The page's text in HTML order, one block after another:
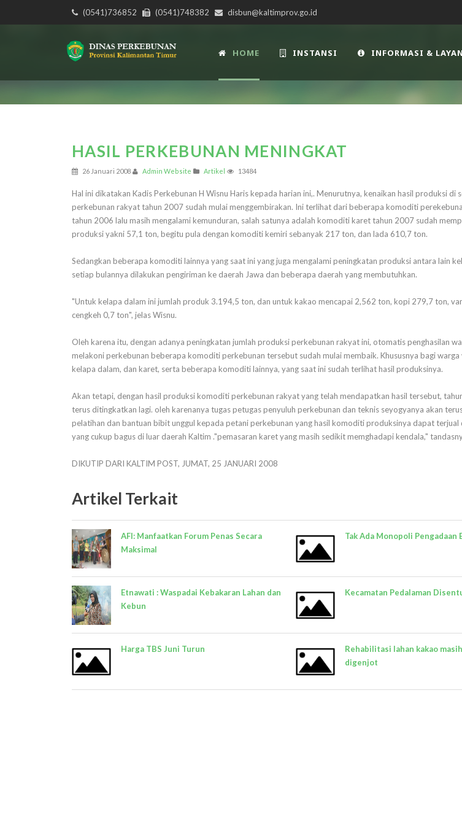
(0541)736852 (0541)748382 disbun@kaltimprov.go.id
HOME INSTANSI INFORMASI &
HASIL PERKEBUNAN MENINGKAT
26 Januari 2008 Admin Website Artikel 13484
Hal ini dikatakan Kadis Perkebunan H Wisnu Haris kepada harian ini,. Menurutnya, kenaikan hasil produksi di
perkebunan rakyat tahun 2007 sudah mulai menggembirakan. Ini terlihat dari beberapa komoditi
tahun 2006 lalu masih mengalami kemunduran, salah satunya adalah komoditi karet tahun 2007 sudah
produksi yakni 57,1 ton, begitu pula dengan komoditi kemiri sebanyak 217 ton, dan lada 610,7 ton.
Sedangkan beberapa komoditi lainnya yang saat ini yang juga mengalami peningkatan produksi antara lain
setiap bulannya dilakukan pengiriman ke daerah Jawa dan beberapa daerah yang membutuhkan.
"Untuk kelapa dalam ini jumlah produk 3.194,5 ton, dan untuk kakao mencapai 2,562 ton, kopi 279,7 ton,
cengkeh 0,7 ton", jelas Wisnu.
Oleh karena itu, dengan adanya peningkatan jumlah produksi perkebunan rakyat ini, otomatis penghasilan
melakoni perkebunan beberapa komoditi perkebunan tersebut sudah mulai membaik. Khususnya bagi warga
kelapa dalam, dan karet, serta beberapa komoditi lainnya, yang saat ini sudah terlihat hasil produksinya.
Akan tetapi, dengan hasil produksi komoditi perkebunan rakyat yang telah mendapatkan hasil tersebut,
terus ditingkatkan lagi. oleh karenanya tugas petugas penyuluh perkebunan dan teknis seyogyanya akan
pelatihan dan bantuan bibit unggul kepada petani perkebunan yang hasil komoditi produksinya dapat terjual
yang cukup bagus di luar daerah Kaltim ."pemasaran karet yang masih sedikit memghadapi kendala,"
DIKUTIP DARI KALTIM POST, JUMAT, 25 JANUARI 2008
Artikel Terkait
AFI: Manfaatkan Forum Penas Secara
Maksimal
Etnawati : Waspadai Kebakaran Lahan dan
Kebun
Harga TBS Juni Turun
Tak Ada Monopoli Pengadaan
Kecamatan Pedalaman
Rehabilitasi lahan kakao
digenjot